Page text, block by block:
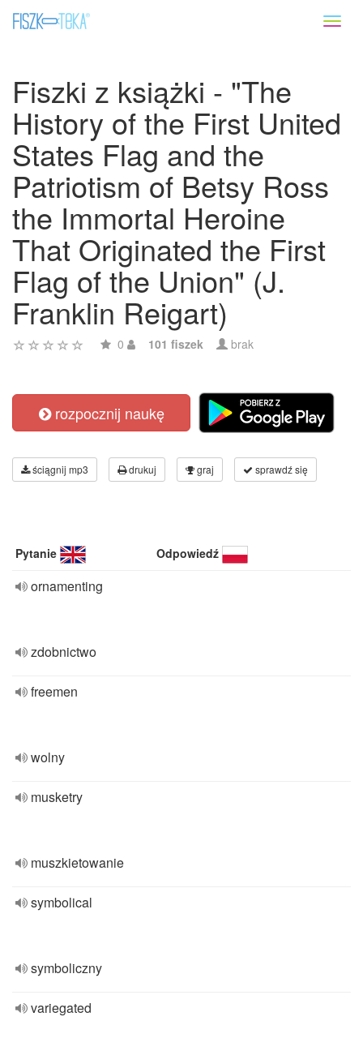
Fiszki z książki - "The
History of the First United
States Flag and the
Patriotism of Betsy Ross
the Immortal Heroine
That Originated the First
Flag of the Union" (J.
Franklin Reigart)
0 101 fiszek brak
rozpocznij naukę
ściągnij mp3 drukuj graj sprawdź się
Pytanie Odpowiedź
ornamenting
zdobnictwo
freemen
wolny
musketry
muszkietowanie
symbolical
symboliczny
variegated